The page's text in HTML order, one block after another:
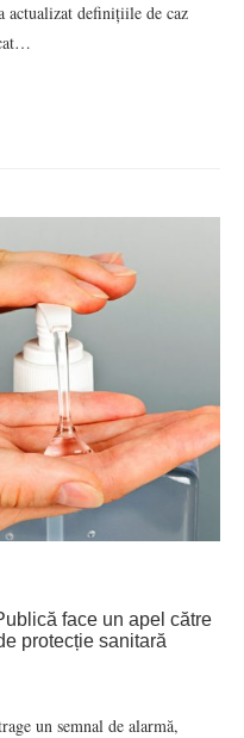
actualizat definițiile de caz
face un apel către
protecție sanitară
un semnal de alarmă,